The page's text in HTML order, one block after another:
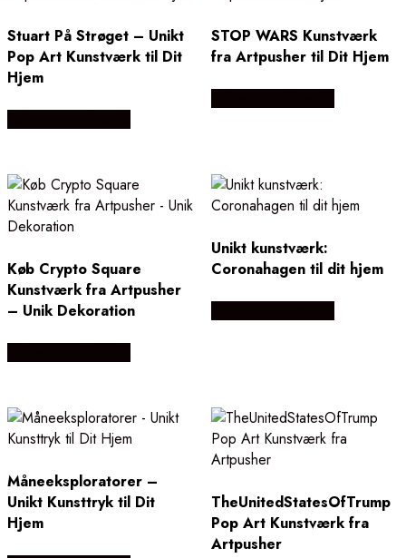
Stuart På Strøget – Unikt
Pop Art Kunstværk til Dit
Hjem
STOP WARS Kunstværk
fra Artpusher til Dit Hjem
Køb Crypto Square
Kunstværk fra Artpusher
– Unik Dekoration
Unikt kunstværk:
Coronahagen til dit hjem
Måneeksploratorer –
Unikt Kunsttryk til Dit
Hjem
TheUnitedStatesOfTrump
Pop Art Kunstværk fra
Artpusher